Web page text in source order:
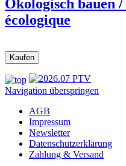
Ökologisch bauen
écologique
Navigation überspringen
AGB
Impressum
Newsletter
Datenschutzerklärung
Zahlung & Versand